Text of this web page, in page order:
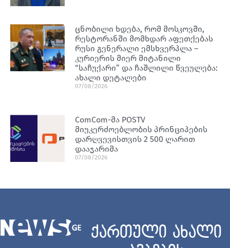
ცნობილი ხდება, რომ მოსკოვში,
რესტორანში მომხდარ აფეთქებას
რუსი გენერალი ემსხვერპლა –
კურიერის მიერ მიტანილი
“საჩუქარი” და ჩაშლილი წვეულება:
ახალი დეტალები
07/08/2026
ComCom-მა POSTV
მიუკერძოებლობის პრინციპების
დარღვევისთვის 2 500 ლარით
დააჯარიმა
07/08/2026
ქართული ახალი